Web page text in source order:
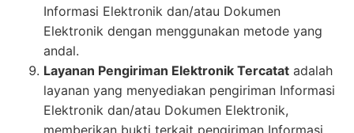
Informasi Elektronik dan/atau Dokumen
Elektronik dengan menggunakan metode yang
andal.
Layanan Pengiriman Elektronik Tercatat adalah
layanan yang menyediakan pengiriman Informasi
Elektronik dan/atau Dokumen Elektronik,
memberikan bukti terkait pengiriman Informasi